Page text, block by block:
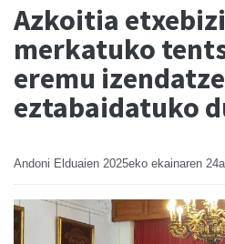
Azkoitia
merkatuko
eremu
eztabaidatuko
Andoni Elduaien 2025eko ekainaren 24a